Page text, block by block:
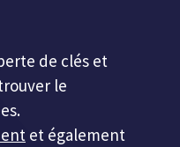
de clés et
le
et également